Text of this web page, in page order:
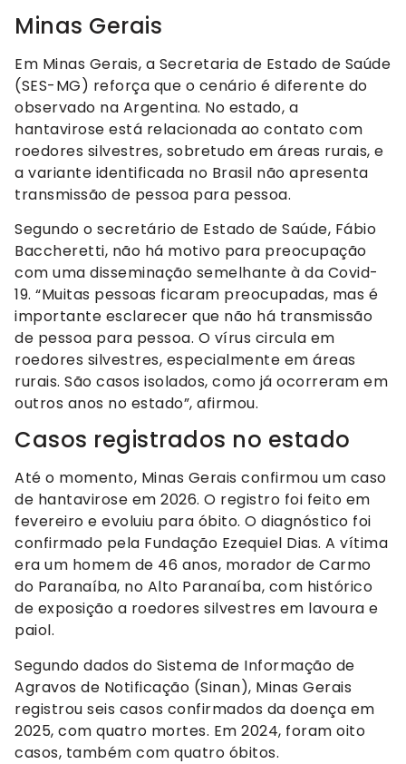
Minas Gerais
Em Minas Gerais, a Secretaria de Estado de Saúde
(SES-MG) reforça que o cenário é diferente do
observado na Argentina. No estado, a
hantavirose está relacionada ao contato com
roedores silvestres, sobretudo em áreas rurais, e
a variante identificada no Brasil não apresenta
transmissão de pessoa para pessoa.
Segundo o secretário de Estado de Saúde, Fábio
Baccheretti, não há motivo para preocupação
com uma disseminação semelhante à da Covid-
19. “Muitas pessoas ficaram preocupadas, mas é
importante esclarecer que não há transmissão
de pessoa para pessoa. O vírus circula em
roedores silvestres, especialmente em áreas
rurais. São casos isolados, como já ocorreram em
outros anos no estado”, afirmou.
Casos registrados no estado
Até o momento, Minas Gerais confirmou um caso
de hantavirose em 2026. O registro foi feito em
fevereiro e evoluiu para óbito. O diagnóstico foi
confirmado pela Fundação Ezequiel Dias. A vítima
era um homem de 46 anos, morador de Carmo
do Paranaíba, no Alto Paranaíba, com histórico
de exposição a roedores silvestres em lavoura e
paiol.
Segundo dados do Sistema de Informação de
Agravos de Notificação (Sinan), Minas Gerais
registrou seis casos confirmados da doença em
2025, com quatro mortes. Em 2024, foram oito
casos, também com quatro óbitos.